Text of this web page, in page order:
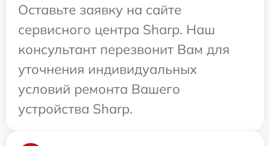
Оставьте заявку на сайте
сервисного центра Sharp. Наш
консультант перезвонит Вам для
уточнения индивидуальных
условий ремонта Вашего
устройства Sharp.